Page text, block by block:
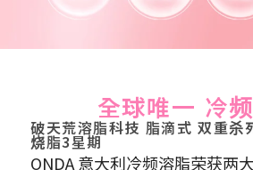
全球唯一 冷
破天荒溶脂科技 脂滴式 双重杀
烧脂3星期
ONDA 意大利冷频溶脂荣获两